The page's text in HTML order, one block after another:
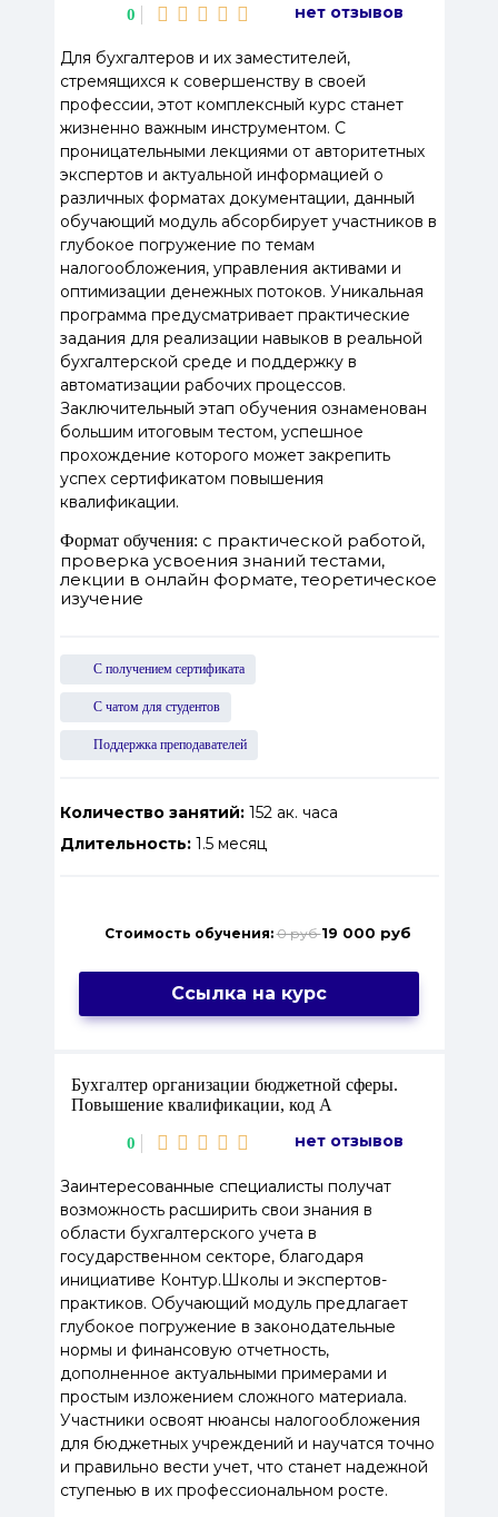
0 нет отзывов
Для бухгалтеров и их заместителей,
стремящихся к совершенству в своей
профессии, этот комплексный курс станет
жизненно важным инструментом. С
проницательными лекциями от авторитетных
экспертов и актуальной информацией о
различных форматах документации, данный
обучающий модуль абсорбирует участников в
глубокое погружение по темам
налогообложения, управления активами и
оптимизации денежных потоков. Уникальная
программа предусматривает практические
задания для реализации навыков в реальной
бухгалтерской среде и поддержку в
автоматизации рабочих процессов.
Заключительный этап обучения ознаменован
большим итоговым тестом, успешное
прохождение которого может закрепить
успех сертификатом повышения
квалификации.
Формат обучения: с практической работой,
проверка усвоения знаний тестами,
лекции в онлайн формате, теоретическое
изучение
С получением сертификата
С чатом для студентов
Поддержка преподавателей
Количество занятий:152 ак. часа
Длительность:1.5 месяц
Стоимость обучения: 0 руб19 000 руб
Ссылка на курс
Бухгалтер организации бюджетной сферы.
Повышение квалификации, код А
0 нет отзывов
Заинтересованные специалисты получат
возможность расширить свои знания в
области бухгалтерского учета в
государственном секторе, благодаря
инициативе Контур.Школы и экспертов-
практиков. Обучающий модуль предлагает
глубокое погружение в законодательные
нормы и финансовую отчетность,
дополненное актуальными примерами и
простым изложением сложного материала.
Участники освоят нюансы налогообложения
для бюджетных учреждений и научатся точно
и правильно вести учет, что станет надежной
ступенью в их профессиональном росте.